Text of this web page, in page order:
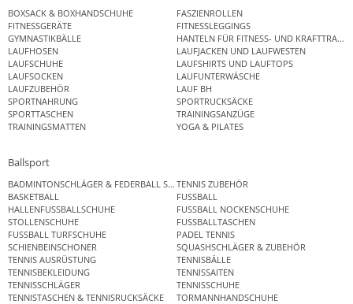
BOXSACK & BOXHANDSCHUHE
FASZIENROLLEN
FITNESSGERÄTE
FITNESSLEGGINGS
GYMNASTIKBÄLLE
HANTELN FÜR FITNESS- UND
LAUFHOSEN
LAUFJACKEN UND LAUFWESTEN
LAUFSCHUHE
LAUFSHIRTS UND LAUFTOPS
LAUFSOCKEN
LAUFUNTERWÄSCHE
LAUFZUBEHÖR
LAUF BH
SPORTNAHRUNG
SPORTRUCKSÄCKE
SPORTTASCHEN
TRAININGSANZÜGE
TRAININGSMATTEN
YOGA & PILATES
Ballsport
BADMINTONSCHLÄGER & FEDERBALL SETSTENNIS ZUBEHÖR
BASKETBALL
FUSSBALL
HALLENFUSSBALLSCHUHE
FUSSBALL NOCKENSCHUHE
STOLLENSCHUHE
FUSSBALLTASCHEN
FUSSBALL TURFSCHUHE
PADEL TENNIS
SCHIENBEINSCHONER
SQUASHSCHLÄGER & ZUBEHÖR
TENNIS AUSRÜSTUNG
TENNISBÄLLE
TENNISBEKLEIDUNG
TENNISSAITEN
TENNISSCHLÄGER
TENNISSCHUHE
TENNISTASCHEN & TENNISRUCKSÄCKE
TORMANNHANDSCHUHE